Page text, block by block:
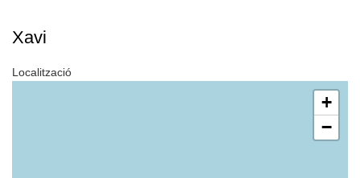
Xavi
Localització
+
−